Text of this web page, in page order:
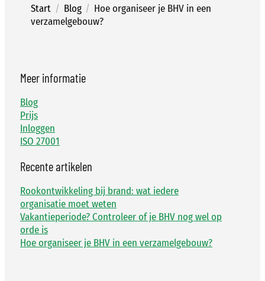
Start / Blog / Hoe organiseer je BHV in een
verzamelgebouw?
Meer informatie
Blog
Prijs
Inloggen
ISO 27001
Recente artikelen
Rookontwikkeling bij brand: wat iedere
organisatie moet weten
Vakantieperiode? Controleer of je BHV nog wel op
orde is
Hoe organiseer je BHV in een verzamelgebouw?